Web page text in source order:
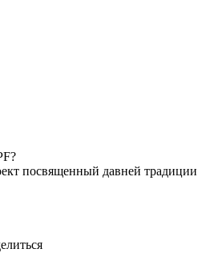
посвященный давней традиции